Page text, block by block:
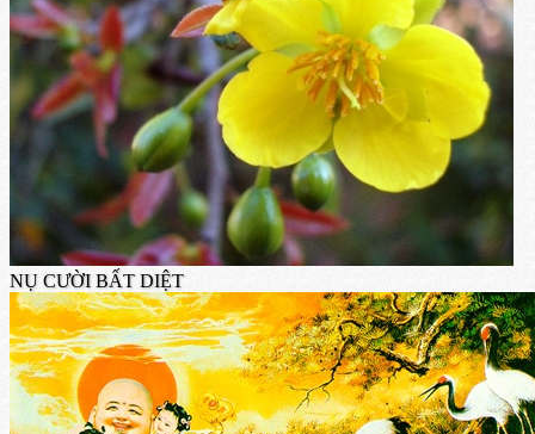
NỤ CƯỜI BẤT DIỆT